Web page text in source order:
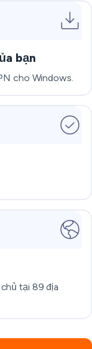
bạn
cho Windows.
tại 89 địa